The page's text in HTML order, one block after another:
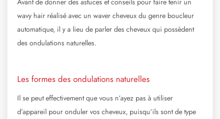
wavy hair réalisé avec un waver cheveux du genre boucleur
automatique, il y a lieu de parler des cheveux qui possèdent
des ondulations naturelles.
Les formes des ondulations naturelles
Il se peut effectivement que vous n’ayez pas à utiliser
d’appareil pour onduler vos cheveux, puisqu’ils sont de type